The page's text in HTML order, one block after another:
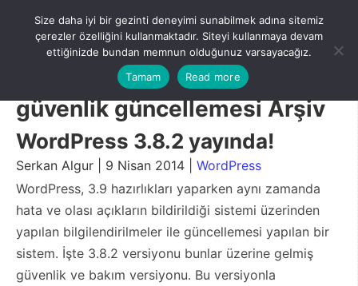
content
Menu
güvenlik güncellemesi Arşiv
WordPress 3.8.2 yayında!
Serkan Algur | 9 Nisan 2014 | WordPress
WordPress, 3.9 hazırlıkları yaparken aynı zamanda
hata ve olası açıkların bildirildiği sistemi üzerinden
yapılan bilgilendirilmeler ile güncellemesi yapılan bir
sistem. İşte 3.8.2 versiyonu bunlar üzerine gelmiş
güvenlik ve bakım versiyonu. Bu versiyonla
Size daha iyi bir gezinti deneyimi sunabilmek adına sitemiz
çerezler özelliğini kullanmaktadır. Siteyi kullanmaya devam
ettiğinizde bundan memnun olduğunuz varsayacağız.
Tamam
Read more